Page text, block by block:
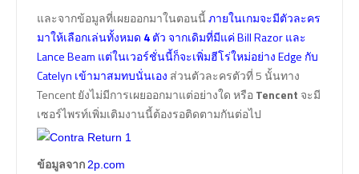
และจากข้อมูลที่เผยออกมาในตอนนี้ภายในเกมจะมีตัวละคร
มาให้เลือกเล่นทั้งหมด 4ตัว จากเดิมที่มีแค่ Bill Razor และ
Lance Beam แต่ในเวอร์ชั่นนี้ก็จะเพิ่มฮีโร่ใหม่อย่าง Edge กับ
Catelyn เข้ามาสมทบนั่นเอง ส่วนตัวละครตัวที่ 5 นั้นทาง
Tencent ยังไม่มีการเผยออกมาแต่อย่างใด หรือTencent จะมี
เซอร์ไพรท์เพิ่มเติมงานนี้ต้องรอติดตามกันต่อไป
ข้อมูลจาก 2p.com